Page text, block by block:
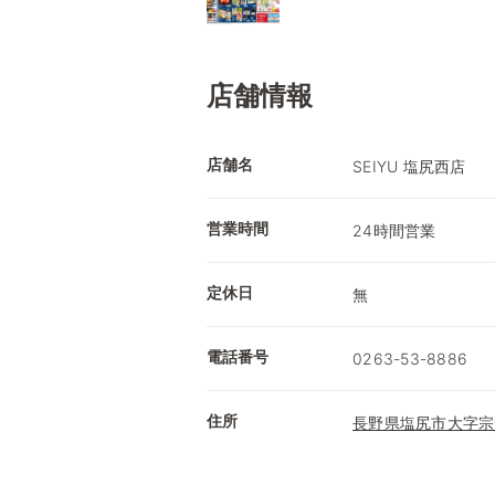
店舗情報
店舗名 SEIYU 塩尻西店
営業時間 24時間営業
定休日 無
電話番号 0263-53-8886
住所 長野県塩尻市大字